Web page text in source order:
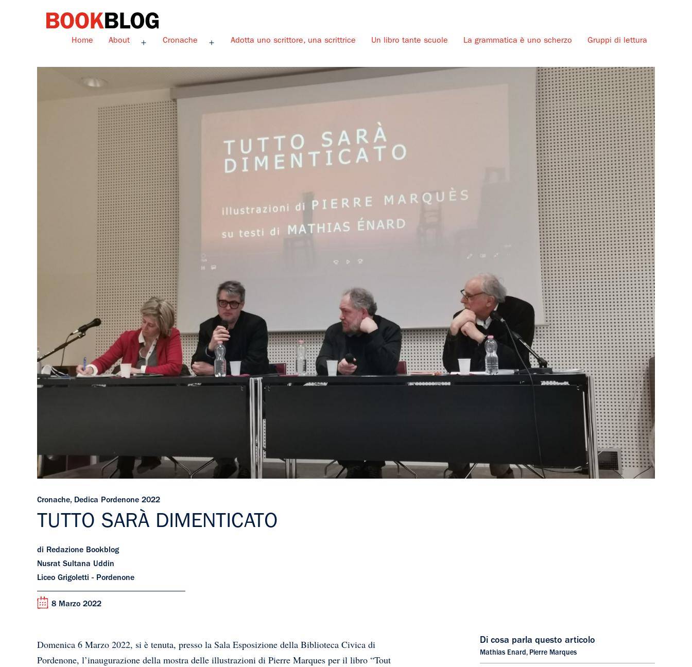
Home About
Apri
Cronache
Apri
Adotta uno scrittore, una scrittrice Un libro tante scuole La grammatica è uno scherzo Gruppi di lettura
Cronache, Dedica Pordenone 2022
TUTTO SARÀ DIMENTICATO
di Redazione Bookblog
Nusrat Sultana Uddin
Liceo Grigoletti - Pordenone
8 Marzo 2022
Domenica 6 Marzo 2022, si è tenuta, presso la Sala Esposizione della Biblioteca Civica di
Pordenone, l’inaugurazione della mostra delle illustrazioni di Pierre Marques per il libro “Tout
Di cosa parla questo articolo
Mathias Enard, Pierre Marques